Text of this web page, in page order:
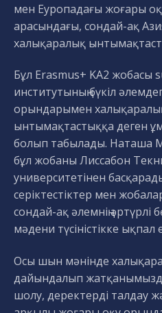
мен Еуропадағы жоғары
арасындағы, сондай-ақ
халықаралық
Бұл Erasmus+ KA2 жобасы
институтының бүкіл
орындарымен
ынтымақтастыққа деген
болып табылады. Наташа
бұл жобаны Лиссабон
университетінен
серіктестіктер мен
сондай-ақ әлемнің әртүрлі
мәдени түсіністікке
Осы шын мәнінде
дайындалып
шолу, деректерді талдау